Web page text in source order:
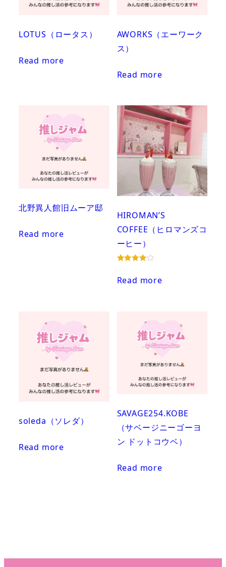
LOTUS（ロータス）
Read more
AWORKS（エーワーク
ス）
Read more
北野異人館旧ムーア邸
Read more
HIROMAN’S
COFFEE（ヒロマンズコ
ーヒー）
out of 5
Read more
soleda（ソレダ）
Read more
SAVAGE254.KOBE
（サベージニーゴーヨ
ン ドットコウベ）
Read more